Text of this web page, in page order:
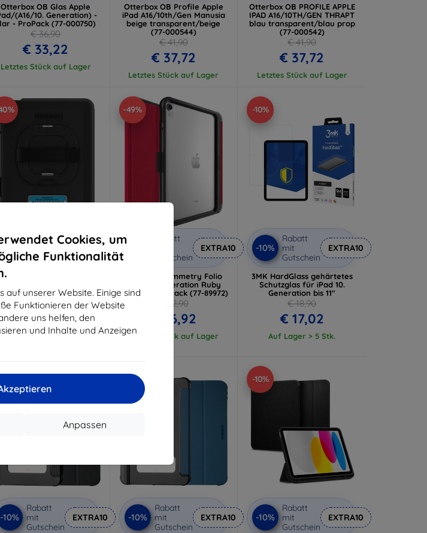
Cookies, um
Funktionalität
auf unserer Website. Einige sind
Funktionieren der Website
uns helfen, den
und Inhalte und Anzeigen
Anpassen
Otterbox OB Glas Apple
(A16/10. Generation) -
- ProPack (77-000750)
€ 36,90
€ 33,22
Letztes Stück auf Lager
Otterbox OB Profile Apple
iPad A16/10th/Gen Manusia
beige transparent/beige
(77-000544)
€ 41,90
€ 37,72
Letztes Stück auf Lager
Otterbox OB PROFILE APPLE
IPAD A16/10TH/GEN THRAPT
blau transparent/blau prop
(77-000542)
€ 41,90
€ 37,72
Letztes Stück auf Lager
-10%
Rabatt
mit
Gutschein
EXTRA10
Otterbox OB DEFENDER
APPLE IPAD A16/10.
Generation (77-95020)
€ 79,90
€ 47,60
-49%
Rabatt
Gutschein
EXTRA10
OtterBox Symmetry Folio
iPad 10. Generation Ruby
Sky Rot - ProPack (77-89972)
€ 52,90
€ 26,92
Letztes Stück auf Lager
-10%
-10%
Rabatt
mit
Gutschein
EXTRA10
3MK HardGlass gehärtetes
Schutzglas für iPad 10.
Generation bis 11"
€ 18,90
€ 17,02
Auf Lager > 5 Stk.
-10%
Rabatt
mit
Gutschein
EXTRA10
-10%
-10%
Rabatt
mit
Gutschein
EXTRA10
-10%
-10%
Rabatt
mit
Gutschein
EXTRA10